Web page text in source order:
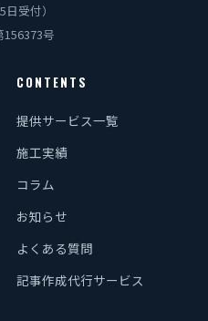
日受付）
号
CONTENTS
提供サービス一覧
施工実績
コラム
お知らせ
よくある質問
記事作成代行サービス